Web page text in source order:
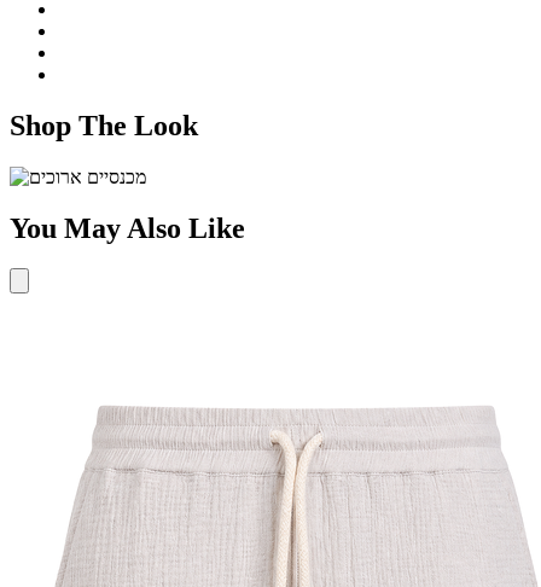
Shop The Look
You May Also Like